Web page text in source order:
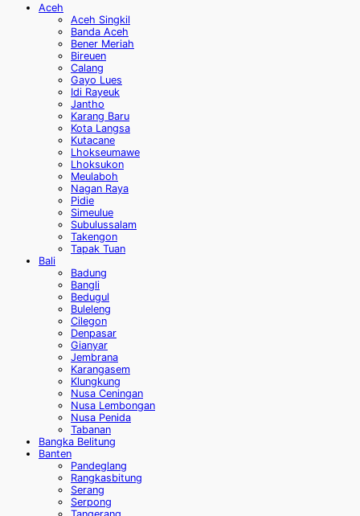
Aceh
Aceh Singkil
Banda Aceh
Bener Meriah
Bireuen
Calang
Gayo Lues
Idi Rayeuk
Jantho
Karang Baru
Kota Langsa
Kutacane
Lhokseumawe
Lhoksukon
Meulaboh
Nagan Raya
Pidie
Simeulue
Subulussalam
Takengon
Tapak Tuan
Bali
Badung
Bangli
Bedugul
Buleleng
Cilegon
Denpasar
Gianyar
Jembrana
Karangasem
Klungkung
Nusa Ceningan
Nusa Lembongan
Nusa Penida
Tabanan
Bangka Belitung
Banten
Pandeglang
Rangkasbitung
Serang
Serpong